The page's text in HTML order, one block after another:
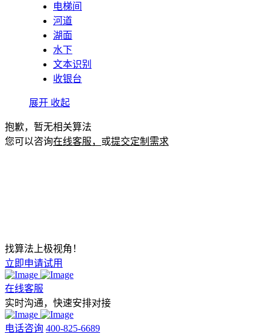
电梯间
河道
湖面
水下
文本识别
收银台
展开 收起
抱歉，暂无相关算法
您可以咨询在线客服， 或提交定制需求
找算法上极视角！
立即申请试用
在线客服
实时沟通，快速安排对接
电话咨询 400-825-6689